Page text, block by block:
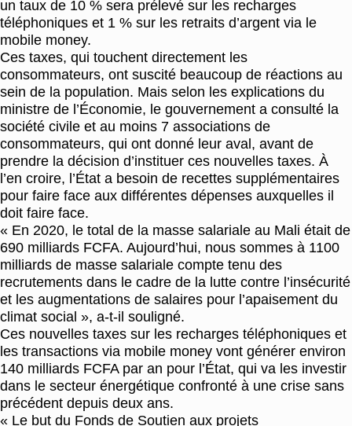
un taux de 10 % sera prélevé sur les recharges
téléphoniques et 1 % sur les retraits d’argent via le
mobile money.
Ces taxes, qui touchent directement les
consommateurs, ont suscité beaucoup de réactions au
sein de la population. Mais selon les explications du
ministre de l’Économie, le gouvernement a consulté la
société civile et au moins 7 associations de
consommateurs, qui ont donné leur aval, avant de
prendre la décision d’instituer ces nouvelles taxes. À
l’en croire, l’État a besoin de recettes supplémentaires
pour faire face aux différentes dépenses auxquelles il
doit faire face.
« En 2020, le total de la masse salariale au Mali était de
690 milliards FCFA. Aujourd’hui, nous sommes à 1100
milliards de masse salariale compte tenu des
recrutements dans le cadre de la lutte contre l’insécurité
et les augmentations de salaires pour l’apaisement du
climat social », a-t-il souligné.
Ces nouvelles taxes sur les recharges téléphoniques et
les transactions via mobile money vont générer environ
140 milliards FCFA par an pour l’État, qui va les investir
dans le secteur énergétique confronté à une crise sans
précédent depuis deux ans.
« Le but du Fonds de Soutien aux projets